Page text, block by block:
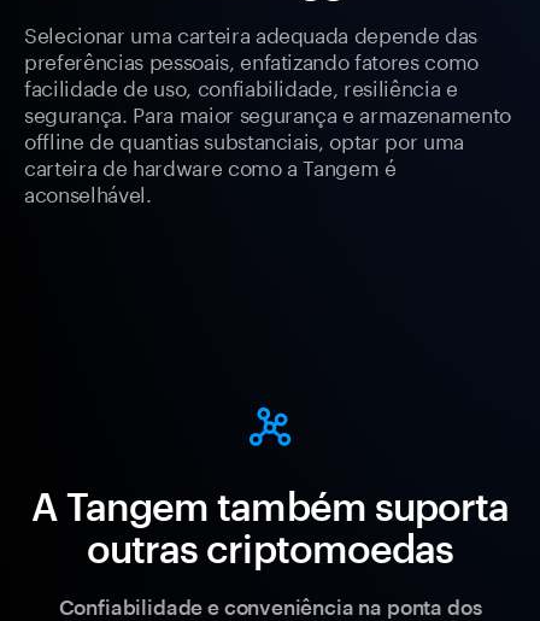
Selecionar uma carteira adequada depende das
preferências pessoais, enfatizando fatores como
facilidade de uso, confiabilidade, resiliência e
segurança. Para maior segurança e armazenamento
offline de quantias substanciais, optar por uma
carteira de hardware como a Tangem é
aconselhável.
A Tangem também suporta
outras criptomoedas
Confiabilidade e conveniência na ponta dos